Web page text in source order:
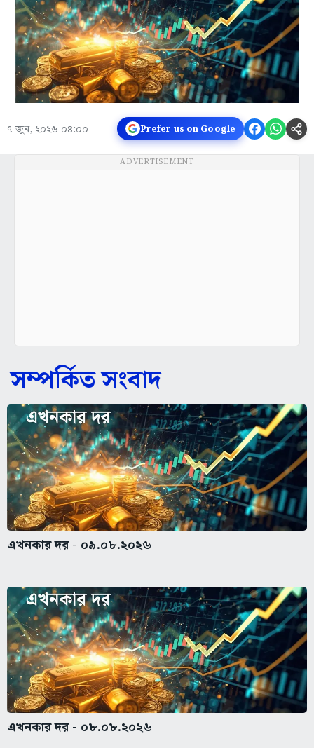
৭ জুন, ২০২৬ ০৪:০০ Prefer us on Google
ADVERTISEMENT
সম্পর্কিত সংবাদ
এখনকার দর - ০৯.০৮.২০২৬
এখনকার দর - ০৮.০৮.২০২৬